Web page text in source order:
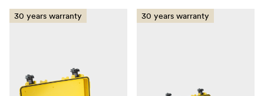
30 years warranty 30 years warranty